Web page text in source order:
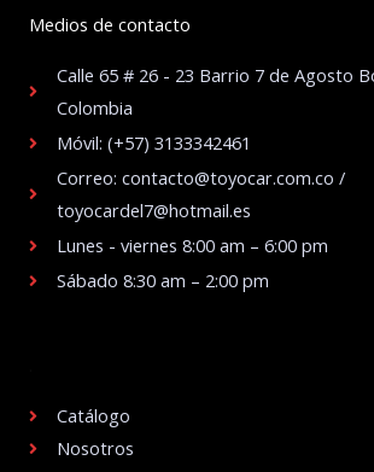
Medios de contacto
Calle 65 # 26 - 23 Barrio 7 de Agosto
Colombia
Móvil: (+57) 3133342461
Correo: contacto@toyocar.com.co /
toyocardel7@hotmail.es
Lunes - viernes 8:00 am – 6:00 pm
Sábado 8:30 am – 2:00 pm
Catálogo
Nosotros